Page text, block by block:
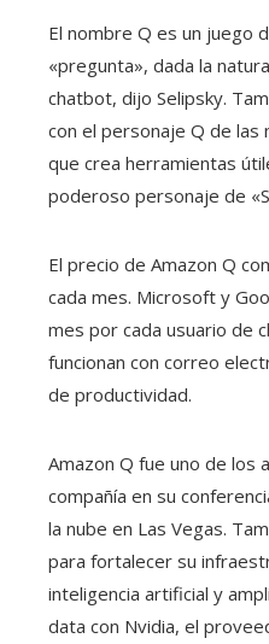
El nombre Q es un juego
«pregunta», dada la
chatbot, dijo Selipsky.
con el personaje Q de las
que crea herramientas
poderoso personaje de
El precio de Amazon Q
cada mes. Microsoft y
mes por cada usuario de
funcionan con correo
de productividad.
Amazon Q fue uno de los
compañía en su
la nube en Las Vegas.
para fortalecer su
inteligencia artificial y
data con Nvidia, el